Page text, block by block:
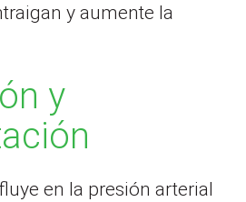
y aumente la
y
en la presión arterial